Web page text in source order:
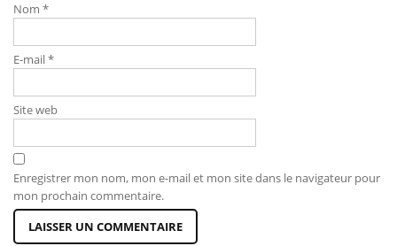
Nom *
E-mail*
Site web
Enregistrer mon nom, mon e-mail et mon site dans le navigateur pour
mon prochain commentaire.